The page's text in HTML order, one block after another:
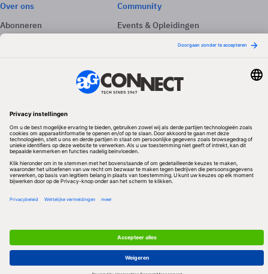
Over ons
Abonneren
Adverteren
Community
Events & Opleidingen
Volg ons
Redactionele partner
Algemene Voorwaarden & Copyrights